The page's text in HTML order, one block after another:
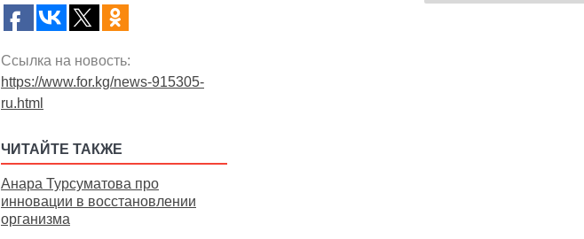
Ссылка на новость:
https://www.for.kg/news-915305-
ru.html
ЧИТАЙТЕ ТАКЖЕ
Анара Турсуматова про
инновации в восстановлении
организма